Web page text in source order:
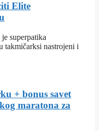
Elite
superpatika
takmičarksi nastrojeni i
+ bonus savet
maratona za